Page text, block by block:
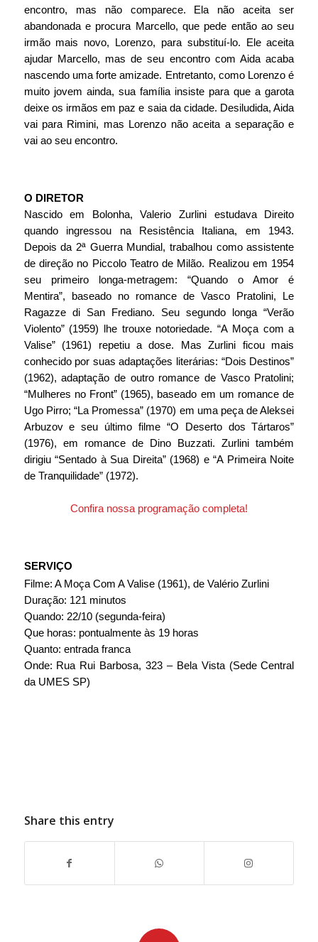
encontro, mas não comparece. Ela não aceita ser
abandonada e procura Marcello, que pede então ao seu
irmão mais novo, Lorenzo, para substituí-lo. Ele aceita
ajudar Marcello, mas de seu encontro com Aida acaba
nascendo uma forte amizade. Entretanto, como Lorenzo é
muito jovem ainda, sua família insiste para que a garota
deixe os irmãos em paz e saia da cidade. Desiludida, Aida
vai para Rimini, mas Lorenzo não aceita a separação e
vai ao seu encontro.
O DIRETOR
Nascido em Bolonha, Valerio Zurlini estudava Direito
quando ingressou na Resistência Italiana, em 1943.
Depois da 2ª Guerra Mundial, trabalhou como assistente
de direção no Piccolo Teatro de Milão. Realizou em 1954
seu primeiro longa-metragem: “Quando o Amor é
Mentira”, baseado no romance de Vasco Pratolini, Le
Ragazze di San Frediano. Seu segundo longa “Verão
Violento” (1959) lhe trouxe notoriedade. “A Moça com a
Valise” (1961) repetiu a dose. Mas Zurlini ficou mais
conhecido por suas adaptações literárias: “Dois Destinos”
(1962), adaptação de outro romance de Vasco Pratolini;
“Mulheres no Front” (1965), baseado em um romance de
Ugo Pirro; “La Promessa” (1970) em uma peça de Aleksei
Arbuzov e seu último filme “O Deserto dos Tártaros”
(1976), em romance de Dino Buzzati. Zurlini também
dirigiu “Sentado à Sua Direita” (1968) e “A Primeira Noite
de Tranquilidade” (1972).
Confira nossa programação completa!
SERVIÇO
Filme: A Moça Com A Valise (1961), de Valério Zurlini
Duração: 121 minutos
Quando: 22/10 (segunda-feira)
Que horas: pontualmente às 19 horas
Quanto: entrada franca
Onde: Rua Rui Barbosa, 323 – Bela Vista (Sede Central
da UMES SP)
Share this entry